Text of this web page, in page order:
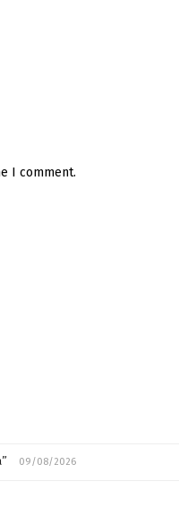
I comment.
09/08/2026